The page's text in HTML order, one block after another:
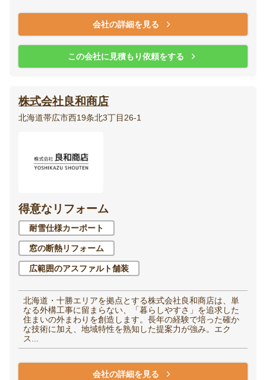
会社の詳細を見る
この会社に見積もり依頼をする
株式会社良和商店
北海道帯広市西19条北3丁目26-1
得意なリフォーム
耐雪仕様カーポート
窓の断熱リフォーム
広範囲のアスファルト舗装
北海道・十勝エリアを拠点とする株式会社良和商店は、単
なる外構工事に留まらない、「暮らしやすさ」を追求した
住まいの外まわりを創造します。長年の経験で培った確か
な技術に加え、地域特性を熟知した提案力が強み。エク
ス...
会社の詳細を見る